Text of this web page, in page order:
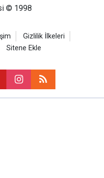
© 1998
Gizlilik İlkeleri
Sitene Ekle